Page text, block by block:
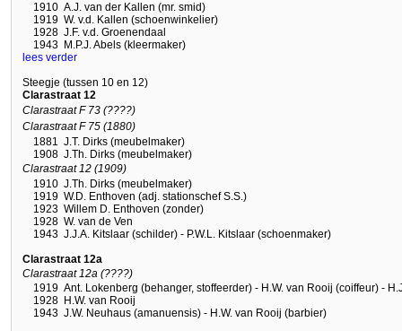
1910 A.J. van der Kallen (mr. smid)
1919 W. v.d. Kallen (schoenwinkelier)
1928 J.F. v.d. Groenendaal
1943 M.P.J. Abels (kleermaker)
lees verder
Steegje (tussen 10 en 12)
Clarastraat 12
Clarastraat F 73 (????)
Clarastraat F 75 (1880)
1881
J.T. Dirks (meubelmaker)
1908 J.Th. Dirks (meubelmaker)
Clarastraat 12 (1909)
1910 J.Th. Dirks (meubelmaker)
1919 W.D. Enthoven (adj. stationschef S.S.)
1923 Willem D. Enthoven (zonder)
1928 W. van de Ven
1943 J.J.A. Kitslaar (schilder) - P.W.L. Kitslaar (schoenmaker)
Clarastraat 12a
Clarastraat 12a (????)
1919 Ant. Lokenberg (behanger, stoffeerder) - H.W. van Rooij (coiffeur) -
1928 H.W. van Rooij
1943 J.W. Neuhaus (amanuensis) - H.W. van Rooij (barbier)